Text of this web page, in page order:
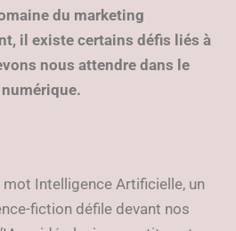
du marketing
il existe certains défis liés à
nous attendre dans le
mot Intelligence Artificielle, un
fiction défile devant nos